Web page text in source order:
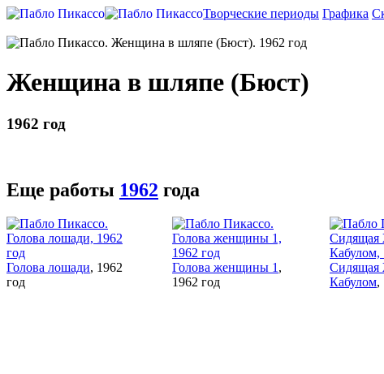
Творческие периоды Графика
Женщина в шляпе (Бюст)
1962 год
Еще работы 1962 года
Голова лошади, 1962
год
Голова женщины 1,
1962 год
Сидящая
Кабулом,